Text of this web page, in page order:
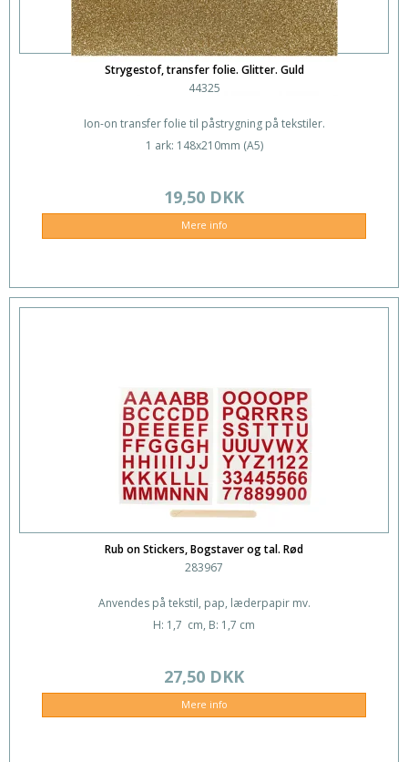
Strygestof, transfer folie. Glitter. Guld
44325
Ion-on transfer folie til påstrygning på tekstiler.
1 ark: 148x210mm (A5)
19,50 DKK
Mere info
Rub on Stickers, Bogstaver og tal. Rød
283967
Anvendes på tekstil, pap, læderpapir mv.
H: 1,7 cm, B: 1,7 cm
27,50 DKK
Mere info